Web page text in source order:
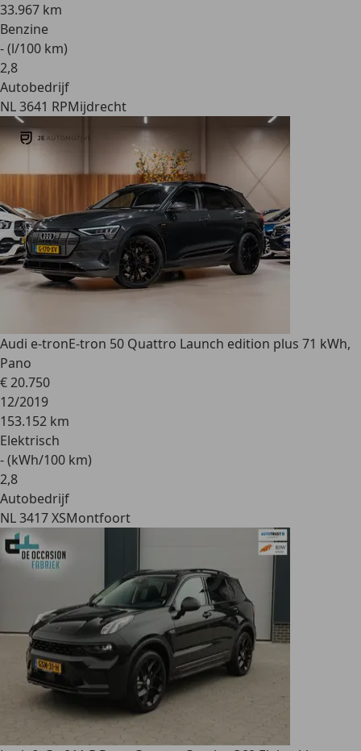
33.967 km
Benzine
- (l/100 km)
2,8
Autobedrijf
NL 3641 RPMijdrecht
Audi e-tronE-tron 50 Quattro Launch edition plus 71 kWh,
Pano
€ 20.750
12/2019
153.152 km
Elektrisch
- (kWh/100 km)
2,8
Autobedrijf
NL 3417 XSMontfoort